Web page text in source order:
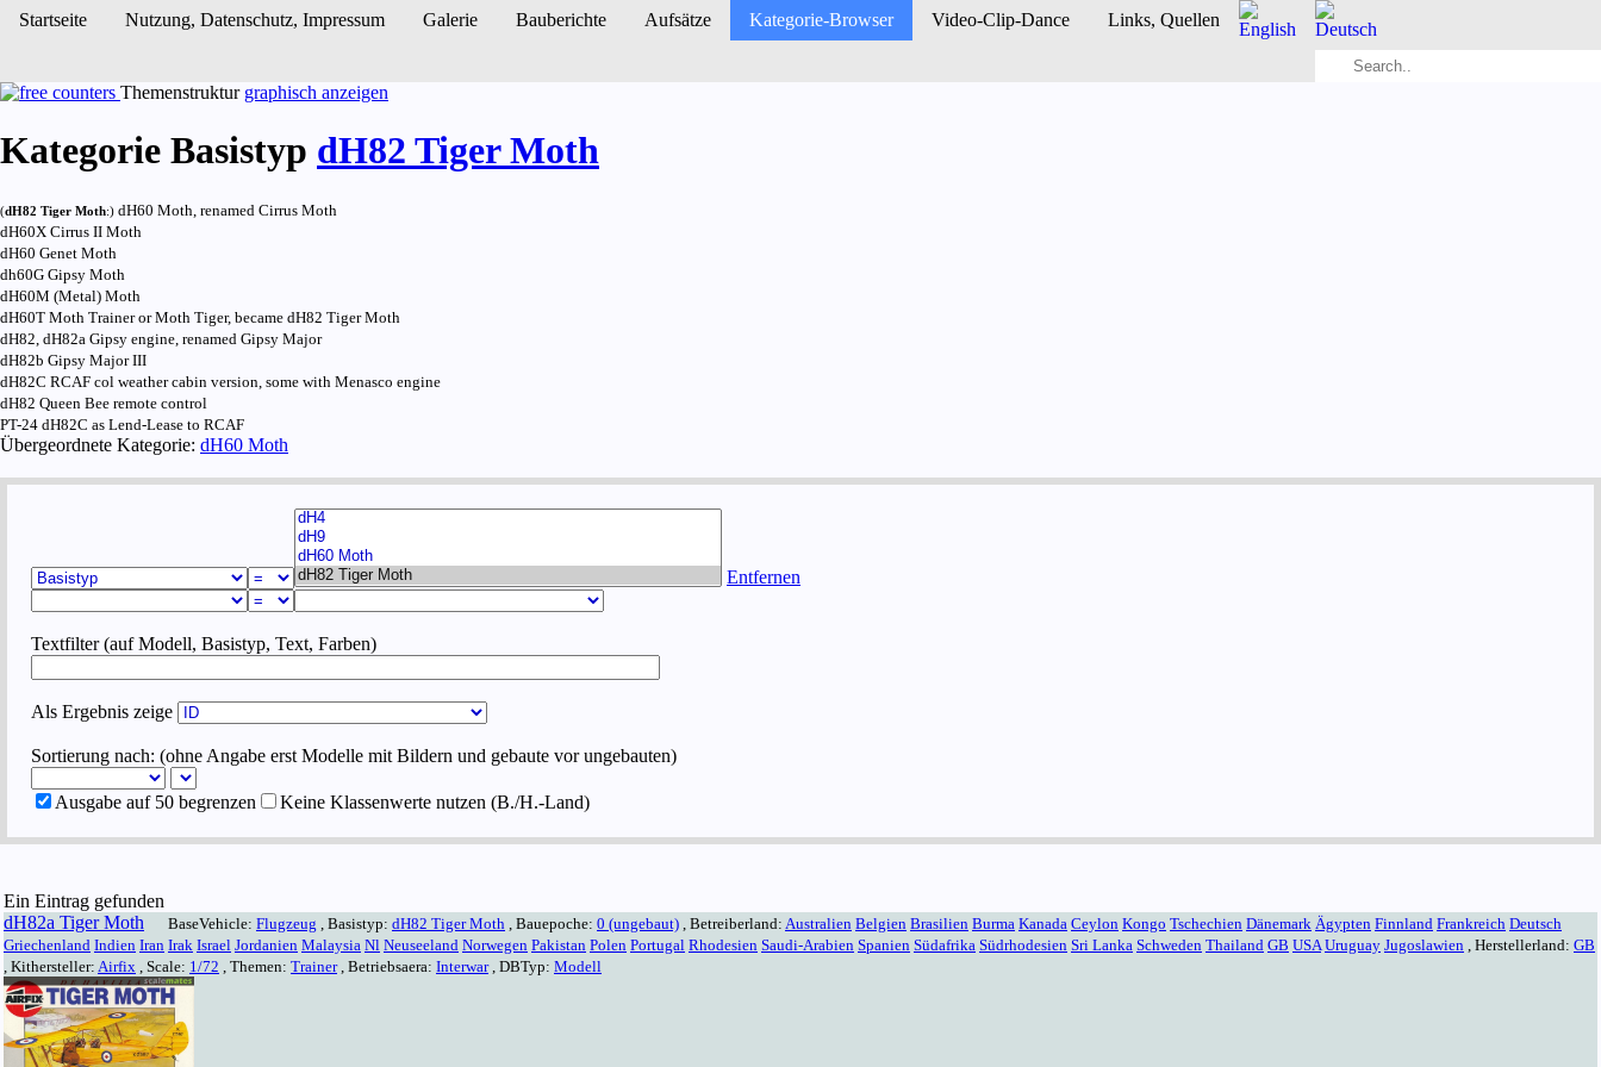
Startseite Nutzung, Daten­schutz, Impressum Galerie Bau­berichte Aufsätze Kategorie-Browser Video-Clip-Dance Links, Quellen
Themenstruktur graphisch anzeigen
Kategorie Basistyp dH82 Tiger Moth
(dH82 Tiger Moth:) dH60 Moth, renamed Cirrus Moth
dH60X Cirrus II Moth
dH60 Genet Moth
dh60G Gipsy Moth
dH60M (Metal) Moth
dH60T Moth Trainer or Moth Tiger, became dH82 Tiger Moth
dH82, dH82a Gipsy engine, renamed Gipsy Major
dH82b Gipsy Major III
dH82C RCAF col weather cabin version, some with Menasco engine
dH82 Queen Bee remote control
PT-24 dH82C as Lend-Lease to RCAF
Übergeordnete Kategorie: dH60 Moth
Entfernen
Textfilter (auf Modell, Basistyp, Text, Farben)
Als Ergebnis zeige
Sortierung nach: (ohne Angabe erst Modelle mit Bildern und gebaute vor ungebauten)
Ausgabe auf 50 begrenzen Keine Klassenwerte nutzen (B./H.-Land)
Ein Eintrag gefunden
dH82a Tiger Moth
BaseVehicle: Flugzeug , Basistyp: dH82 Tiger Moth , Bauepoche: 0 (ungebaut) , Betreiberland: Australien Belgien Brasilien Burma Kanada Ceylon Kongo Tschechien Dänemark Ägypten Finnland Frankreich Deutsch
Griechenland Indien Iran Irak Israel Jordanien Malaysia Nl Neuseeland Norwegen Pakistan Polen Portugal Rhodesien Saudi-Arabien Spanien Südafrika Südrhodesien Sri Lanka Schweden Thailand GB USA Uruguay Jugoslawien , Herstellerland: GB
, Kithersteller: Airfix , Scale: 1/72 , Themen: Trainer, Betriebsaera: Interwar, DBTyp: Modell